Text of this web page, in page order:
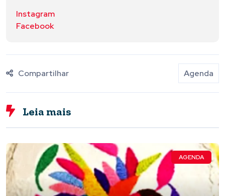
Instagram
Facebook
Compartilhar Agenda
Leia mais
AGENDA